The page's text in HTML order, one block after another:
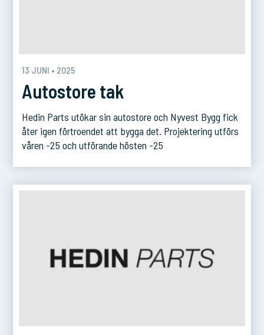
13 JUNI • 2025
Autostore tak
Hedin Parts utökar sin autostore och Nyvest Bygg fick
åter igen förtroendet att bygga det. Projektering utförs
våren -25 och utförande hösten -25